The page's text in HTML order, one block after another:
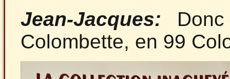
Jean-Jacques:
Colombette, en 99